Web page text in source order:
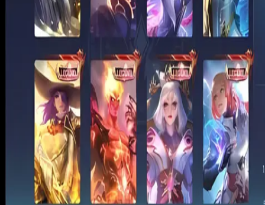
Login